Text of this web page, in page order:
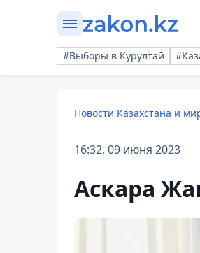
#Выборы в Курултай
Новости Казахстана и
16:32, 09 июня 2023
Аскара